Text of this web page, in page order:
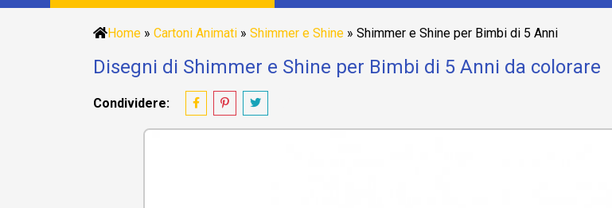
Home » Cartoni Animati » Shimmer e Shine » Shimmer e Shine per Bimbi di 5 Anni
Disegni di Shimmer e Shine per Bimbi di 5 Anni da colorare
Condividere: